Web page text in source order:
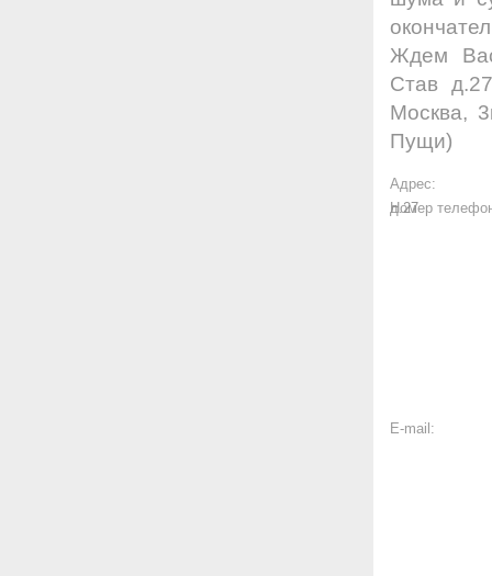
Ждем
Став
Москва,
Пущи)
Адрес:
д.27
Номер
E-mail: